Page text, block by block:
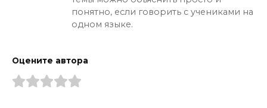
понятно, если говорить с учениками на
одном языке.
Оцените автора